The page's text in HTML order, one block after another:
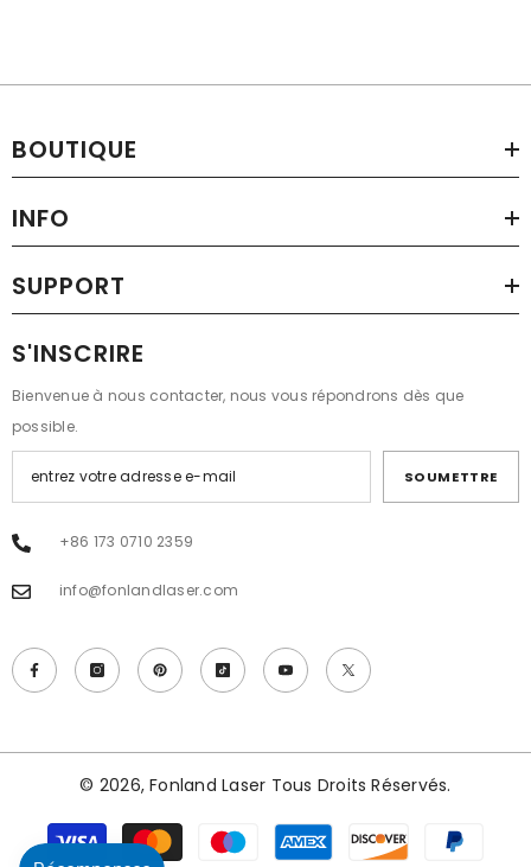
BOUTIQUE
INFO
SUPPORT
S'INSCRIRE
Bienvenue à nous contacter, nous vous répondrons dès que
possible.
SOUMETTRE
+86 173 0710 2359
info@fonlandlaser.com
© 2026, Fonland Laser Tous Droits Réservés.
Modes
de
paiement